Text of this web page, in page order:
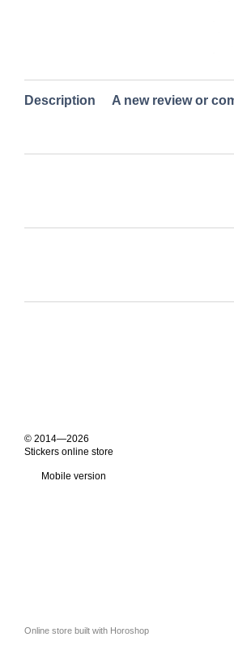
Description A new review or
© 2014—2026
Stickers online store
Mobile version
Online store built with Horoshop